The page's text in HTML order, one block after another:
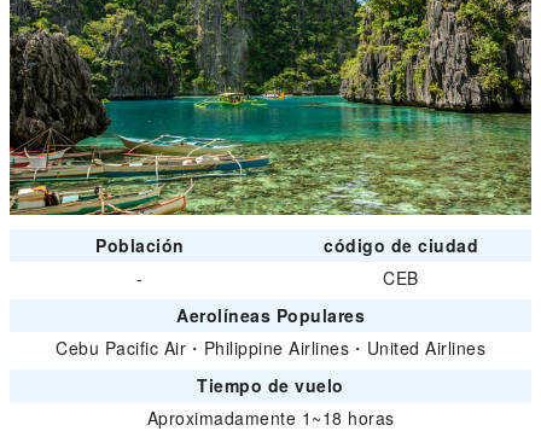
Población
código de ciudad
-
CEB
Aerolíneas Populares
Cebu Pacific Air ・ Philippine Airlines ・ United Airlines
Tiempo de vuelo
Aproximadamente 1~18 horas